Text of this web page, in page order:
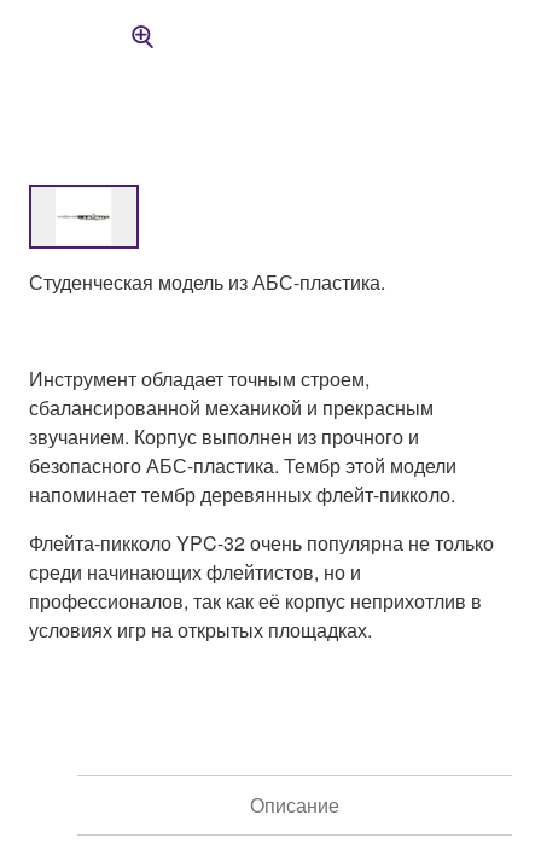
Студенческая модель из АБС-пластика.
Инструмент обладает точным строем,
сбалансированной механикой и прекрасным
звучанием. Корпус выполнен из прочного и
безопасного АБС-пластика. Тембр этой модели
напоминает тембр деревянных флейт-пикколо.
Флейта-пикколо YPC-32 очень популярна не только
среди начинающих флейтистов, но и
профессионалов, так как её корпус неприхотлив в
условиях игр на открытых площадках.
Описание